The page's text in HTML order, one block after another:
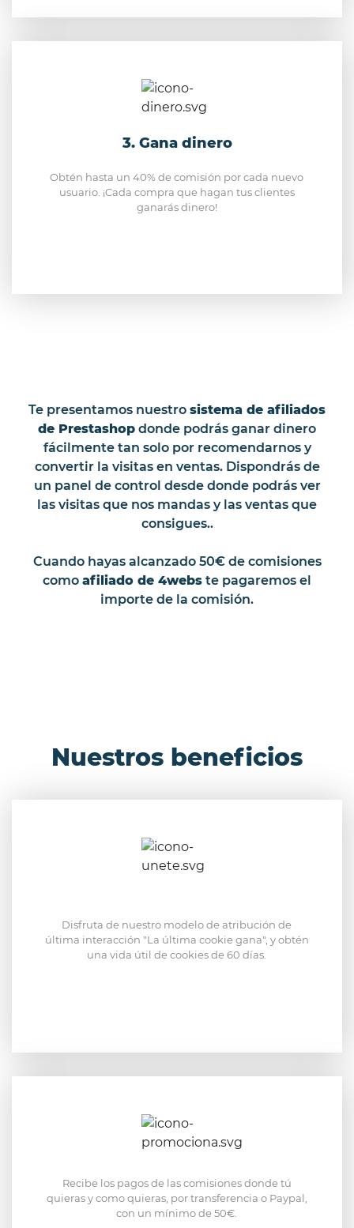
3. Gana dinero
Obtén hasta un 40% de comisión por cada nuevo
usuario. ¡Cada compra que hagan tus clientes
ganarás dinero!
Te presentamos nuestro sistema de afiliados
de Prestashop donde podrás ganar dinero
fácilmente tan solo por recomendarnos y
convertir la visitas en ventas. Dispondrás de
un panel de control desde donde podrás ver
las visitas que nos mandas y las ventas que
consigues..
Cuando hayas alcanzado 50€ de comisiones
como afiliado de 4webs te pagaremos el
importe de la comisión.
Nuestros beneficios
Disfruta de nuestro modelo de atribución de
última interacción "La última cookie gana", y obtén
una vida útil de cookies de 60 días.
Recibe los pagos de las comisiones donde tú
quieras y como quieras, por transferencia o Paypal,
con un mínimo de 50€.